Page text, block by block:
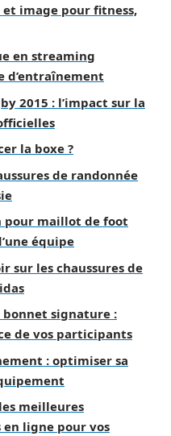
et image pour fitness,
en streaming
2015 : l’impact sur la
la boxe ?
de randonnée
pour maillot de foot
équipe
sur les chaussures de
signature :
de vos participants
: optimiser sa
meilleures
ligne pour vos